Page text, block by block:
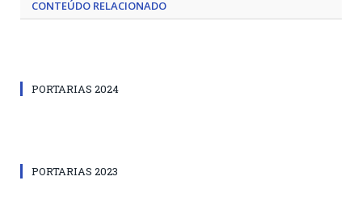
CONTEÚDO RELACIONADO
PORTARIAS 2024
PORTARIAS 2023